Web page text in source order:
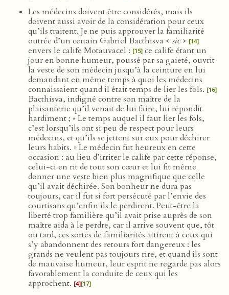
Les médecins doivent être considérés, mais ils
doivent aussi avoir de la considération pour ceux
qu’ils traitent. Je ne puis approuver la familiarité
outrée d’un certain Gabriel Bacthisva < sic> [14]
envers le calife Motauvacel : [15] ce calife étant un
jour en bonne humeur, poussé par sa gaieté, ouvrit
la veste de son médecin jusqu’à la ceinture en lui
demandant en même temps à quoi les médecins
connaissaient quand il était temps de lier les fols. [16]
Bacthisva, indigné contre son maître de la
plaisanterie qu’il venait de lui faire, lui répondit
hardiment ; « Le temps auquel il faut lier les fols,
c’est lorsqu’ils ont si peu de respect pour leurs
médecins, et qu’ils se jettent sur eux pour déchirer
leurs habits. » Le médecin fut heureux en cette
occasion : au lieu d’irriter le calife par cette réponse,
celui-ci en rit de tout son cœur et lui fit même
donner une veste bien plus magnifique que celle
qu’il avait déchirée. Son bonheur ne dura pas
toujours, car il fut si fort persécuté par l’envie des
courtisans qu’enfin ils le perdirent. Peut-être la
liberté trop familière qu’il avait prise auprès de son
maître aida à le perdre, car il arrive souvent que, tôt
ou tard, ces sortes de familiarités attirent à ceux qui
s’y abandonnent des retours fort dangereux : les
grands ne veulent pas toujours rire, et quand ils sont
de mauvaise humeur, leur esprit ne regarde pas alors
favorablement la conduite de ceux qui les
approchent. [4][17]